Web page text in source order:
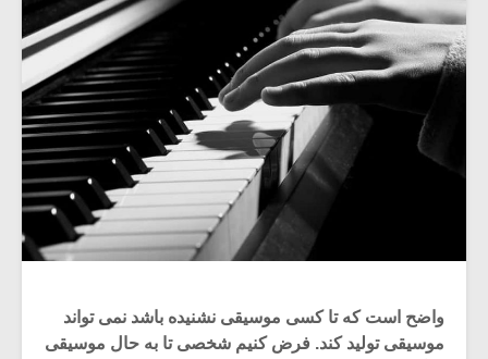
واضح است که تا کسی موسیقی نشنیده باشد نمی تواند
موسیقی تولید کند. فرض کنیم شخصی تا به حال موسیقی